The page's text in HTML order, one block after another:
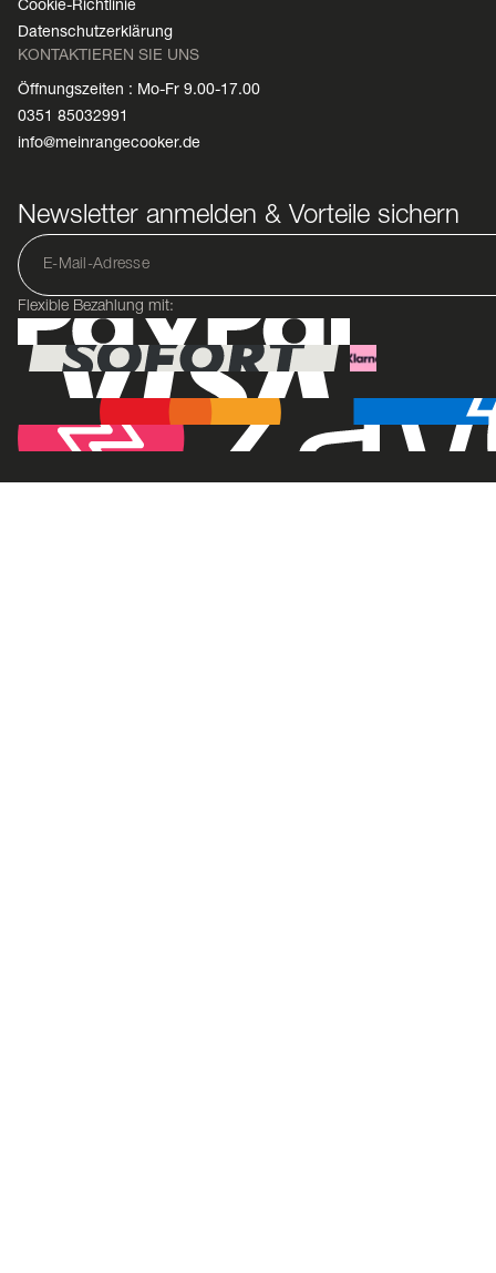
Cookie-Richtlinie
Datenschutzerklärung
KONTAKTIEREN SIE UNS
Öffnungszeiten : Mo-Fr 9.00-17.00
0351 85032991
info@meinrangecooker.de
Newsletter anmelden & Vorteile sichern
Flexible Bezahlung mit: